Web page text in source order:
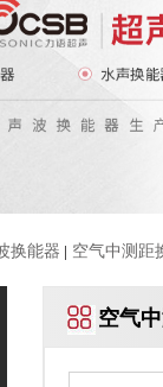
换能器 | 空气中测距
空气